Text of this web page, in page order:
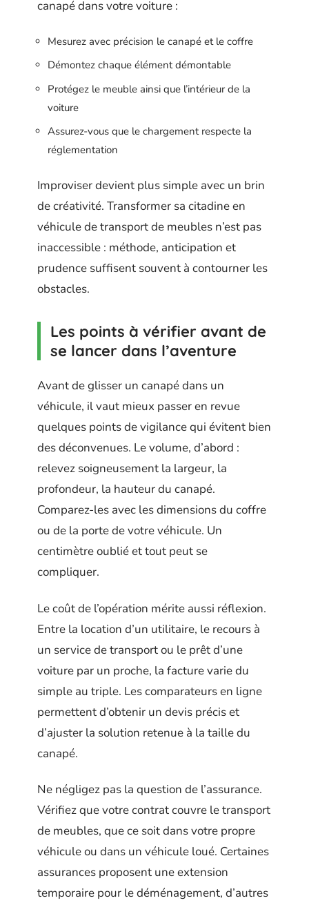
canapé dans votre voiture :
Mesurez avec précision le canapé et le coffre
Démontez chaque élément démontable
Protégez le meuble ainsi que l’intérieur de la
voiture
Assurez-vous que le chargement respecte la
réglementation
Improviser devient plus simple avec un brin
de créativité. Transformer sa citadine en
véhicule de transport de meubles n’est pas
inaccessible : méthode, anticipation et
prudence suffisent souvent à contourner les
obstacles.
Les points à vérifier avant de
se lancer dans l’aventure
Avant de glisser un canapé dans un
véhicule, il vaut mieux passer en revue
quelques points de vigilance qui évitent bien
des déconvenues. Le volume, d’abord :
relevez soigneusement la largeur, la
profondeur, la hauteur du canapé.
Comparez-les avec les dimensions du coffre
ou de la porte de votre véhicule. Un
centimètre oublié et tout peut se
compliquer.
Le coût de l’opération mérite aussi réflexion.
Entre la location d’un utilitaire, le recours à
un service de transport ou le prêt d’une
voiture par un proche, la facture varie du
simple au triple. Les comparateurs en ligne
permettent d’obtenir un devis précis et
d’ajuster la solution retenue à la taille du
canapé.
Ne négligez pas la question de l’assurance.
Vérifiez que votre contrat couvre le transport
de meubles, que ce soit dans votre propre
véhicule ou dans un véhicule loué. Certaines
assurances proposent une extension
temporaire pour le déménagement, d’autres